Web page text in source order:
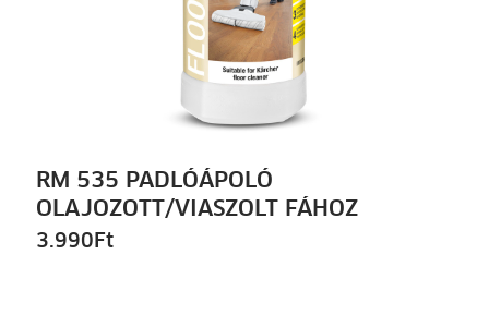
RM 535 PADLÓÁPOLÓ
OLAJOZOTT/VIASZOLT FÁHOZ
3.990 Ft